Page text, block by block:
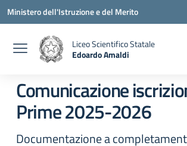
Vai ai contenuti
Vai al menu di navigazione
Vai al footer
Ministero dell'Istruzione e del Merito
Liceo Scientifico Statale
Edoardo Amaldi
Comunicazione
Prime 2025-2026
Documentazione a